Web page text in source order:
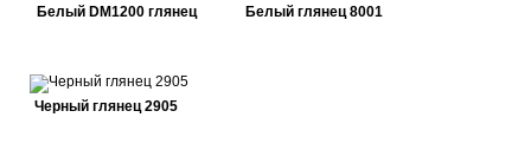
Белый DM1200 глянец Белый глянец 8001
Черный глянец 2905